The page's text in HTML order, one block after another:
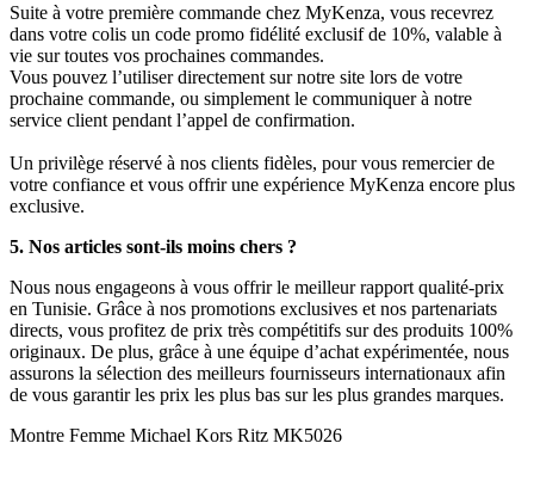
Suite à votre première commande chez MyKenza, vous recevrez
dans votre colis un code promo fidélité exclusif de 10%, valable à
vie sur toutes vos prochaines commandes.
Vous pouvez l’utiliser directement sur notre site lors de votre
prochaine commande, ou simplement le communiquer à notre
service client pendant l’appel de confirmation.
Un privilège réservé à nos clients fidèles, pour vous remercier de
votre confiance et vous offrir une expérience MyKenza encore plus
exclusive.
5. Nos articles sont-ils moins chers ?
Nous nous engageons à vous offrir le meilleur rapport qualité-prix
en Tunisie. Grâce à nos promotions exclusives et nos partenariats
directs, vous profitez de prix très compétitifs sur des produits 100%
originaux. De plus, grâce à une équipe d’achat expérimentée, nous
assurons la sélection des meilleurs fournisseurs internationaux afin
de vous garantir les prix les plus bas sur les plus grandes marques.
Montre Femme Michael Kors Ritz MK5026